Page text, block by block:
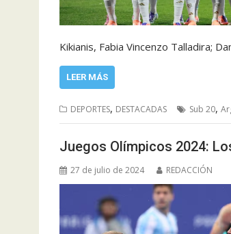
Kikianis, Fabia Vincenzo Talladira;
LEER MÁS
DEPORTES, DESTACADAS Sub 20,
Juegos Olímpicos 2024:
27 de julio de 2024 REDACCIÓN